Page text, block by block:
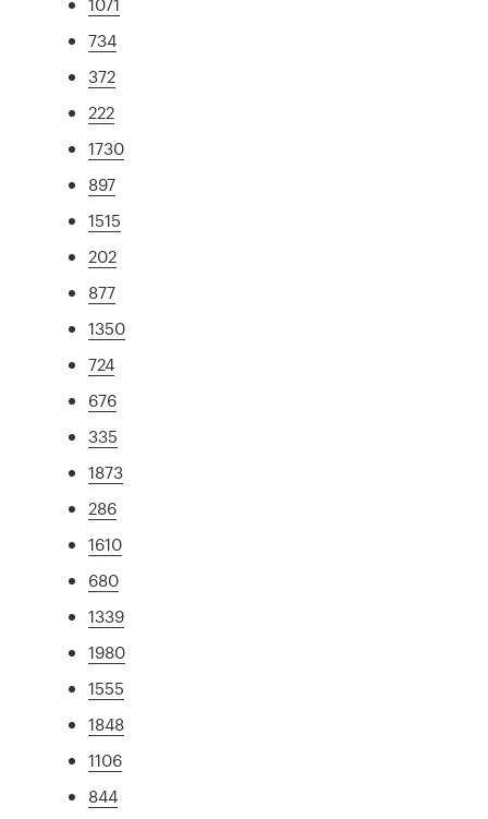
734
372
222
1730
897
1515
202
877
1350
724
676
335
1873
286
1610
680
1339
1980
1555
1848
1106
844